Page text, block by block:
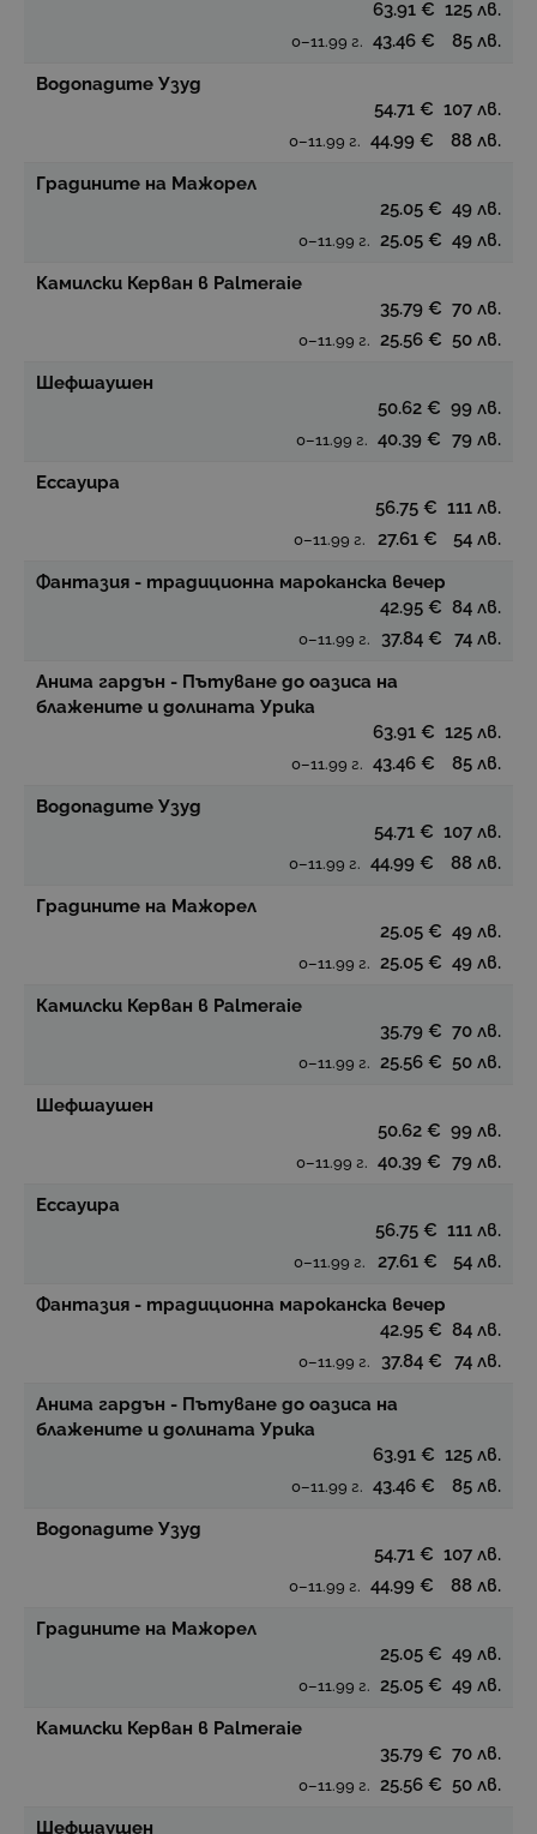
63.91 € 125 лв.
0–11.99 г. 43.46 €
85 лв.
Водопадите Узуд
54.71 € 107 лв.
0–11.99 г. 44.99 €
88 лв.
Градините на Мажорел
25.05 € 49 лв.
0–11.99 г. 25.05 € 49 лв.
Камилски Керван в Palmeraie
35.79 € 70 лв.
0–11.99 г. 25.56 € 50 лв.
Шефшаушен
50.62 € 99 лв.
0–11.99 г. 40.39 € 79 лв.
Ессауира
56.75 € 111 лв.
0–11.99 г. 27.61 €
54 лв.
Фантазия - традиционна мароканска вечер
42.95 € 84 лв.
0–11.99 г. 37.84 €
74 лв.
Анима гардън - Пътуване до оазиса на
блажените и долината Урика
63.91 € 125 лв.
0–11.99 г. 43.46 €
85 лв.
Водопадите Узуд
54.71 € 107 лв.
0–11.99 г. 44.99 €
88 лв.
Градините на Мажорел
25.05 € 49 лв.
0–11.99 г. 25.05 € 49 лв.
Камилски Керван в Palmeraie
35.79 € 70 лв.
0–11.99 г. 25.56 € 50 лв.
Шефшаушен
50.62 € 99 лв.
0–11.99 г. 40.39 € 79 лв.
Ессауира
56.75 € 111 лв.
0–11.99 г. 27.61 €
54 лв.
Фантазия - традиционна мароканска вечер
42.95 € 84 лв.
0–11.99 г. 37.84 €
74 лв.
Анима гардън - Пътуване до оазиса на
блажените и долината Урика
63.91 € 125 лв.
0–11.99 г. 43.46 €
85 лв.
Водопадите Узуд
54.71 € 107 лв.
0–11.99 г. 44.99 €
88 лв.
Градините на Мажорел
25.05 € 49 лв.
0–11.99 г. 25.05 € 49 лв.
Камилски Керван в Palmeraie
35.79 € 70 лв.
0–11.99 г. 25.56 € 50 лв.
Шефшаушен